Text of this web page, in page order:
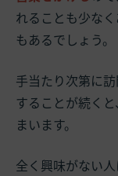
れることも少な
もあるでしょう。
手当たり次第に
することが続く
まいます。
全く興味がない